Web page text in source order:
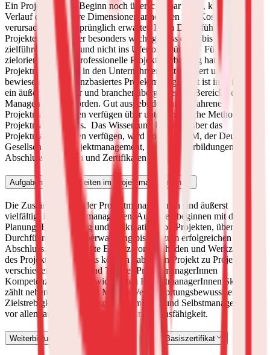
Ein Projekt, das zu Beginn noch überschaubar wirkt, kann im
Verlauf doch größere Dimensionen annehmen und Kosten
verursachen, als ursprünglich erwartet. Beim Durchführen von
Projekten ist es daher besonders wichtig, dass diese bis zum Schluss
zielführend bleiben und nicht ins Uferlose münden.
Für eine stetig
zielorientierte und professionelle Projektbearbeitung hat sich das
Projektmanagement in den Unternehmen fest etabliert und
bewiesen. Kompetenzbasiertes Projektmanagement ist inzwischen
ein äußerst gefragter und branchenübergreifender Bereich des
Managements geworden. Gut ausgebildete und erfahrene
ProjektmanagerInnen verfügen über unterschiedliche Methoden des
Projektmanagements. Das Wissen und Können, über das
ProjektmanagerInnen verfügen, wird von der GPM, der Deutschen
Gesellschaft für Projektmanagement, durch Weiterbildungen mit
Abschlussprüfungen und Zertifikaten belegt.
Aufgaben und Fähigkeiten im Projektmanagement
Die Zuständigkeiten der ProjektmanagerInnen sind äußerst
vielfältig. Die Projektmanagement Aufgaben beginnen mit der
Planung, Einschätzung und Kalkulation von Projekten, über die
Durchführung und Überwachung bis hin zum erfolgreichen
Abschluss. Der gekonnte Einsatz von Methoden und Werkzeugen
des Projektmanagements können dabei von Projekt zu Projekt
verschieden sein und sind Teil der ProjektmanagerInnen
Kompetenzen.
Zu den wichtigsten ProjektmanagerInnen Skills
zählt neben einem hohen Maß an Verantwortungsbewusstsein,
Zielstrebigkeit, einem ausgeprägtem Zeit- und Selbstmanagement
vor allem auch Team- und Kommunikationsfähigkeit.
Weiterbildung Projektmanagement mit GPM Basiszertifikat